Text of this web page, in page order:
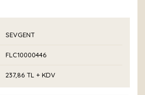
SEVGENT
FLC10000446
237,86 TL + KDV